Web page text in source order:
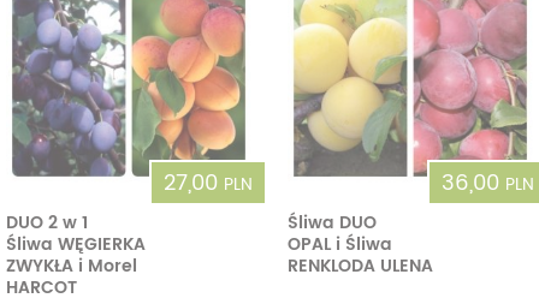
27,00 PLN
DUO 2 w 1
Śliwa WĘGIERKA
ZWYKŁA i Morel
HARCOT
36,00 PLN
Śliwa DUO
OPAL i Śliwa
RENKLODA ULENA